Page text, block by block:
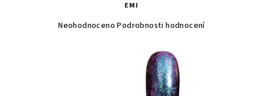
EMI
Průměrné
Neohodnoceno Podrobnosti hodnocení